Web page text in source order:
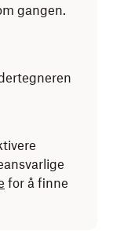
gangen.
for å finne